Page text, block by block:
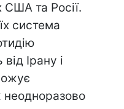
США та Росії.
система
Ірану і
неодноразово